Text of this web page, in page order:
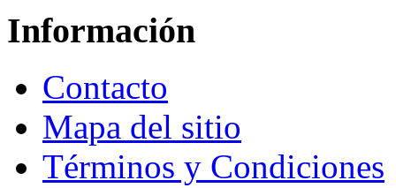
Información
Contacto
Mapa del sitio
Términos y Condiciones